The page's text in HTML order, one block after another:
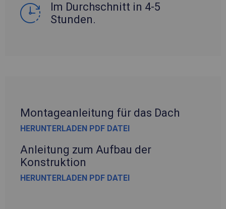
Im Durchschnitt in 4-5
Stunden.
Montageanleitung für das Dach
HERUNTERLADEN PDF DATEI
Anleitung zum Aufbau der
Konstruktion
HERUNTERLADEN PDF DATEI